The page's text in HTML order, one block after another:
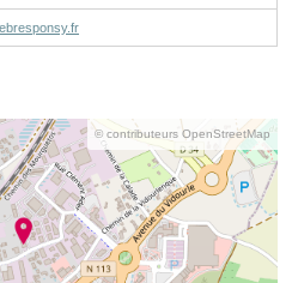
© contributeurs OpenStreetMap